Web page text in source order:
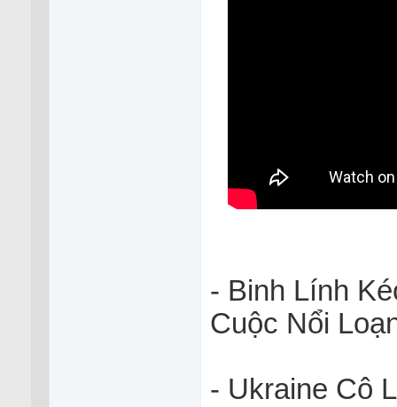
- Binh Lính
Cuộc Nổi
- Ukraine Cô